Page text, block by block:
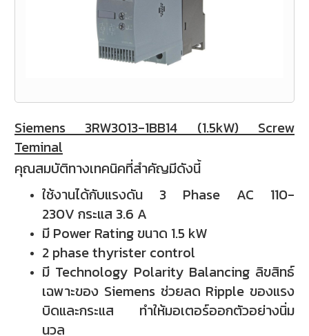
Siemens 3RW3013-1BB14 (1.5kW) Screw
Teminal
คุณสมบัติทางเทคนิคที่สำคัญมีดังนี้
ใช้งานได้กับแรงดัน 3 Phase AC 110-
230V กระแส 3.6 A
มี Power Rating ขนาด 1.5 kW
2 phase thyrister control
มี Technology Polarity Balancing ลิขสิทธ์
เฉพาะของ Siemens ช่วยลด Ripple ของแรง
บิดและกระแส ทำให้มอเตอร์ออกตัวอย่างนิ่ม
นวล